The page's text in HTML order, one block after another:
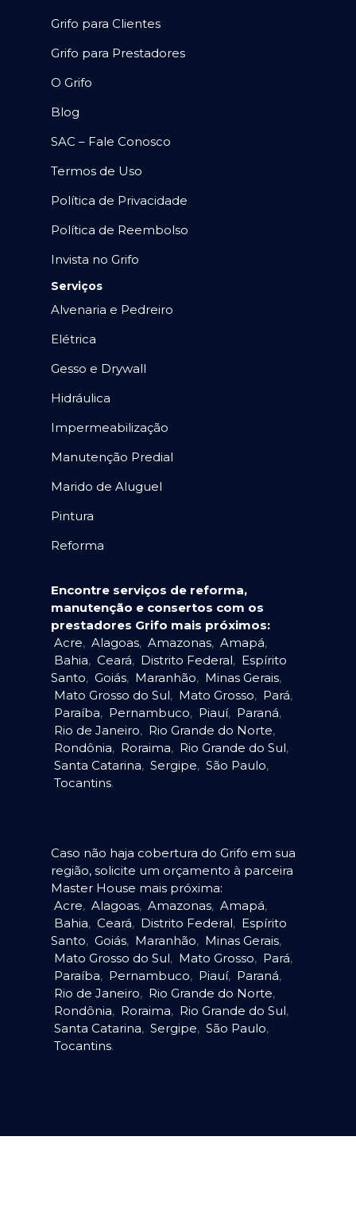
Grifo para Clientes
Grifo para Prestadores
O Grifo
Blog
SAC – Fale Conosco
Termos de Uso
Política de Privacidade
Política de Reembolso
Invista no Grifo
Serviços
Alvenaria e Pedreiro
Elétrica
Gesso e Drywall
Hidráulica
Impermeabilização
Manutenção Predial
Marido de Aluguel
Pintura
Reforma
Encontre serviços de reforma,
manutenção e consertos com os
prestadores Grifo mais próximos:
Acre, Alagoas, Amazonas, Amapá,
Bahia, Ceará, Distrito Federal, Espírito
Santo, Goiás, Maranhão, Minas Gerais,
Mato Grosso do Sul, Mato Grosso, Pará,
Paraíba, Pernambuco, Piauí, Paraná,
Rio de Janeiro, Rio Grande do Norte,
Rondônia, Roraima, Rio Grande do Sul,
Santa Catarina, Sergipe, São Paulo,
Tocantins.
Caso não haja cobertura do Grifo em sua
região, solicite um orçamento à parceira
Master House mais próxima:
Acre, Alagoas, Amazonas, Amapá,
Bahia, Ceará, Distrito Federal, Espírito
Santo, Goiás, Maranhão, Minas Gerais,
Mato Grosso do Sul, Mato Grosso, Pará,
Paraíba, Pernambuco, Piauí, Paraná,
Rio de Janeiro, Rio Grande do Norte,
Rondônia, Roraima, Rio Grande do Sul,
Santa Catarina, Sergipe, São Paulo,
Tocantins.